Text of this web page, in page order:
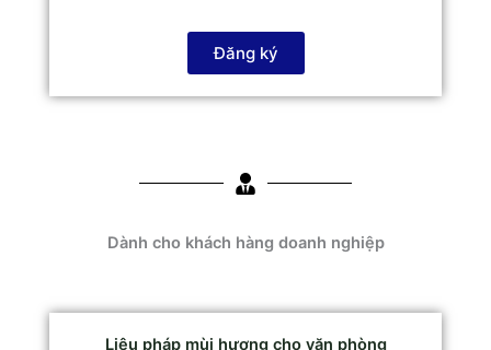
Đăng ký
Dành cho khách hàng doanh nghiệp
Liệu pháp mùi hương cho văn phòng